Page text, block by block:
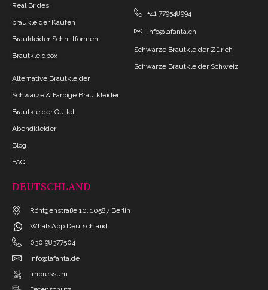
Real Brides
braukleider Kaufen
Braukleider Schnittformen
Brautkleidbox
Alternative Brautkleider
Schwarze & Farbige Brautkleider
Brautkleider Outlet
Abendkleider
Blog
FAQ
+41 779548994
info@lafanta.ch
Schwarze Brautkleider Zürich
Schwarze Brautkleider Schweiz
DEUTSCHLAND
Röntgenstraße 10, 10587 Berlin
WhatsApp Deutschland
030 98377504
info@lafanta.de
Impressum